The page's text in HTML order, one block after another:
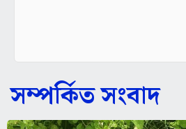
সম্পর্কিত সংবাদ